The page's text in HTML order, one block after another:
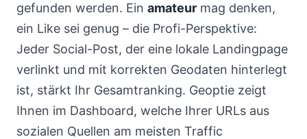
gefunden werden. Ein amateur mag denken,
ein Like sei genug – die Profi-Perspektive:
Jeder Social-Post, der eine lokale Landingpage
verlinkt und mit korrekten Geodaten hinterlegt
ist, stärkt Ihr Gesamtranking. Geoptie zeigt
Ihnen im Dashboard, welche Ihrer URLs aus
sozialen Quellen am meisten Traffic